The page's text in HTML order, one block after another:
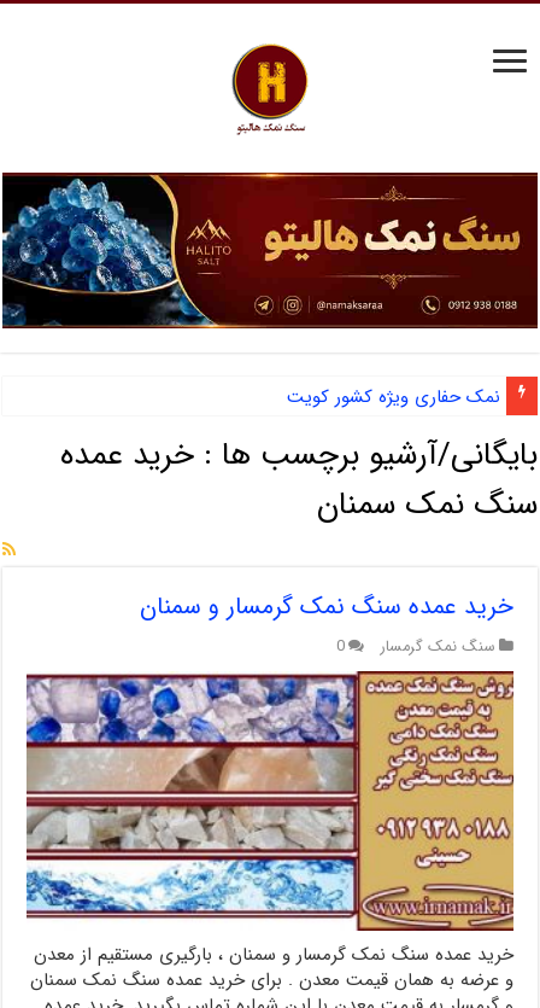
نمک حفاری ویژه کشور کویت
بایگانی/آرشیو برچسب ها : خرید عمده
سنگ نمک سمنان
خرید عمده سنگ نمک گرمسار و سمنان
سنگ نمک گرمسار 0
خرید عمده سنگ نمک گرمسار و سمنان ، بارگیری مستقیم از معدن
و عرضه به همان قیمت معدن . برای خرید عمده سنگ نمک سمنان